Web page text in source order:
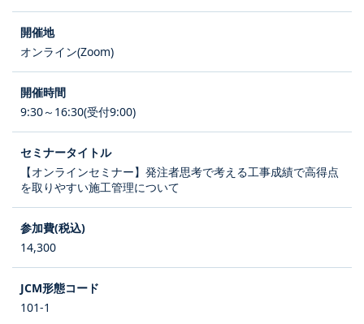
オンライン(Zoom)
9:30～16:30(受付9:00)
【オンラインセミナー】発注者思考で考える工事成績で高得点
を取りやすい施工管理について
14,300
101-1